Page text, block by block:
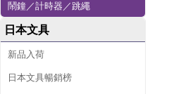
鬧鐘／計時器／跳繩
日本文具
新品入荷
日本文具暢銷榜